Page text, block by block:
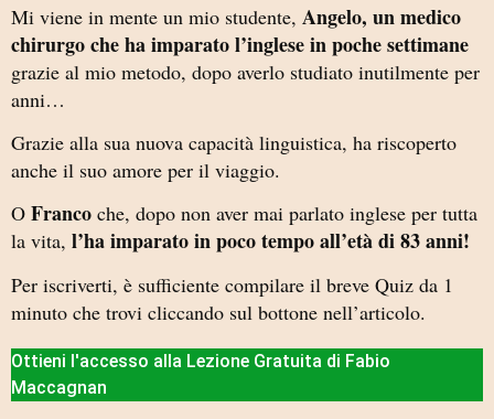
Mi viene in mente un mio studente, Angelo, un medico
chirurgo che ha imparato l’inglese in poche settimane
grazie al mio metodo, dopo averlo studiato inutilmente per
anni…
Grazie alla sua nuova capacità linguistica, ha riscoperto
anche il suo amore per il viaggio.
O Franco che, dopo non aver mai parlato inglese per tutta
la vita, l’ha imparato in poco tempo all’età di 83 anni!
Per iscriverti, è sufficiente compilare il breve Quiz da 1
minuto che trovi cliccando sul bottone nell’articolo.
Ottieni l'accesso alla Lezione Gratuita di Fabio
Maccagnan